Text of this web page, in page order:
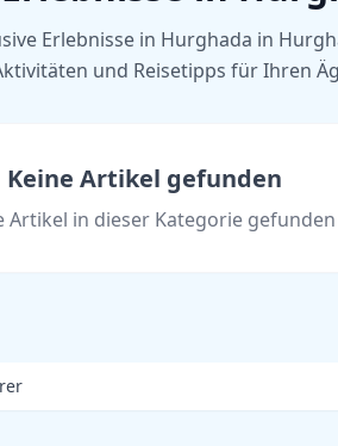
Erlebnisse in Hurghada in
und Reisetipps für Ihren
Keine Artikel gefunden
Artikel in dieser Kategorie gefunden